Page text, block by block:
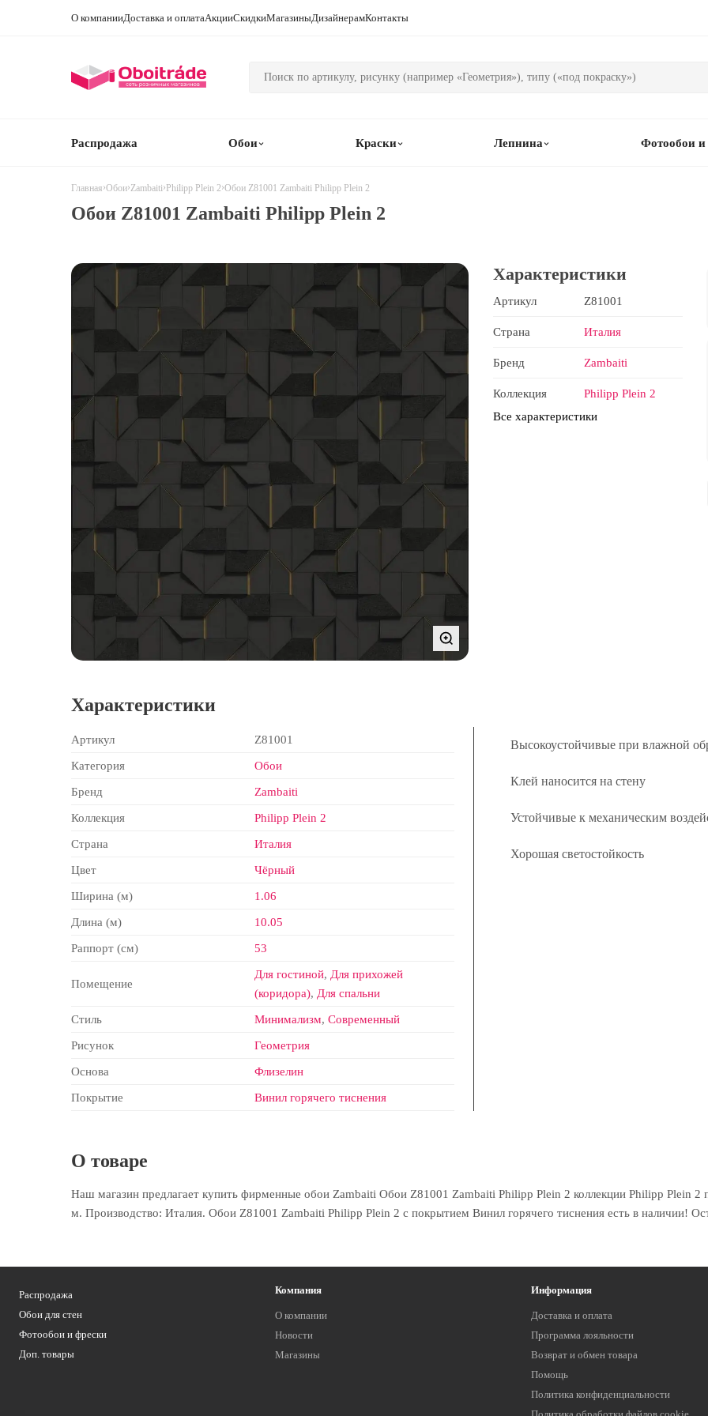
О компанииДоставка и оплатаАкцииСкидкиМагазиныДизайнерамКонтакты
Распродажа Обои Краски Лепнина Фотообои и
Главная›Обои›Zambaiti› Philipp Plein 2›Обои Z81001 Zambaiti Philipp Plein 2
Обои Z81001 Zambaiti Philipp Plein 2
Характеристики
Артикул Z81001
Страна Италия
Бренд Zambaiti
Коллекция
Philipp Plein 2
Все характеристики
Характеристики
Артикул Z81001
Категория Обои
Бренд Zambaiti
Коллекция Philipp Plein 2
Страна Италия
Цвет Чёрный
Ширина (м) 1.06
Длина (м) 10.05
Раппорт (см) 53
Помещение
Для гостиной, Для прихожей
(коридора), Для спальни
Стиль Минимализм, Современный
Рисунок Геометрия
Основа Флизелин
Покрытие Винил горячего тиснения
Высокоустойчивые при влажной
Клей наносится на стену
Устойчивые к механическим
Хорошая светостойкость
О товаре
Наш магазин предлагает купить фирменные обои Zambaiti Обои Z81001 Zambaiti Philipp Plein 2 коллекции Philipp Plein
м. Производство: Италия. Обои Z81001 Zambaiti Philipp Plein 2 с покрытием Винил горячего тиснения есть в наличии!
Распродажа
Обои для стен
Фотообои и фрески
Доп. товары
Компания
О компании
Новости
Магазины
Информация
Доставка и оплата
Программа лояльности
Возврат и обмен товара
Помощь
Политика конфиденциальности